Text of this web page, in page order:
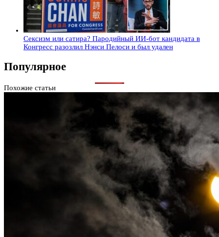
Сексизм или сатира? Пародийный ИИ-бот кандидата в
Конгресс разозлил Нэнси Пелоси и был удален
Популярное
Похожие статьи